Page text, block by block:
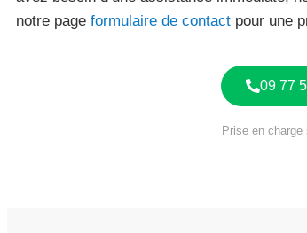
notre page formulaire de contact pour une
09 77
Prise en